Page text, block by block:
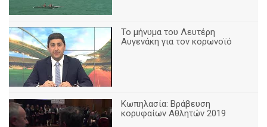
Το μήνυμα του Λευτέρη
Αυγενάκη για τον κορωνοϊό
Κωπηλασία: Βράβευση
κορυφαίων Αθλητών 2019